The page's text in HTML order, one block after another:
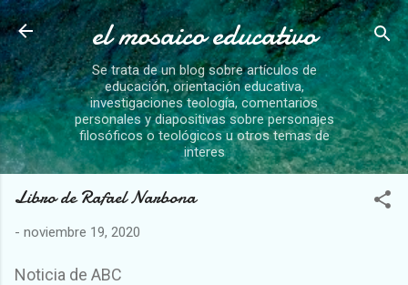
Ir al contenido principal
el mosaico educativo
Se trata de un blog sobre artículos de
educación, orientación educativa,
investigaciones teología, comentarios
personales y diapositivas sobre personajes
filosóficos o teológicos u otros temas de
interes
Libro de Rafael Narbona
- noviembre 19, 2020
Noticia de ABC